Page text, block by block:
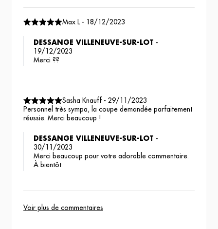
Max L - 18/12/2023
DESSANGE VILLENEUVE-SUR-LOT -
19/12/2023
Merci ??
Sasha Knauff - 29/11/2023
Personnel très sympa, la coupe demandée parfaitement
réussie. Merci beaucoup !
DESSANGE VILLENEUVE-SUR-LOT -
30/11/2023
Merci beaucoup pour votre adorable commentaire.
À bientôt
Voir plus de commentaires